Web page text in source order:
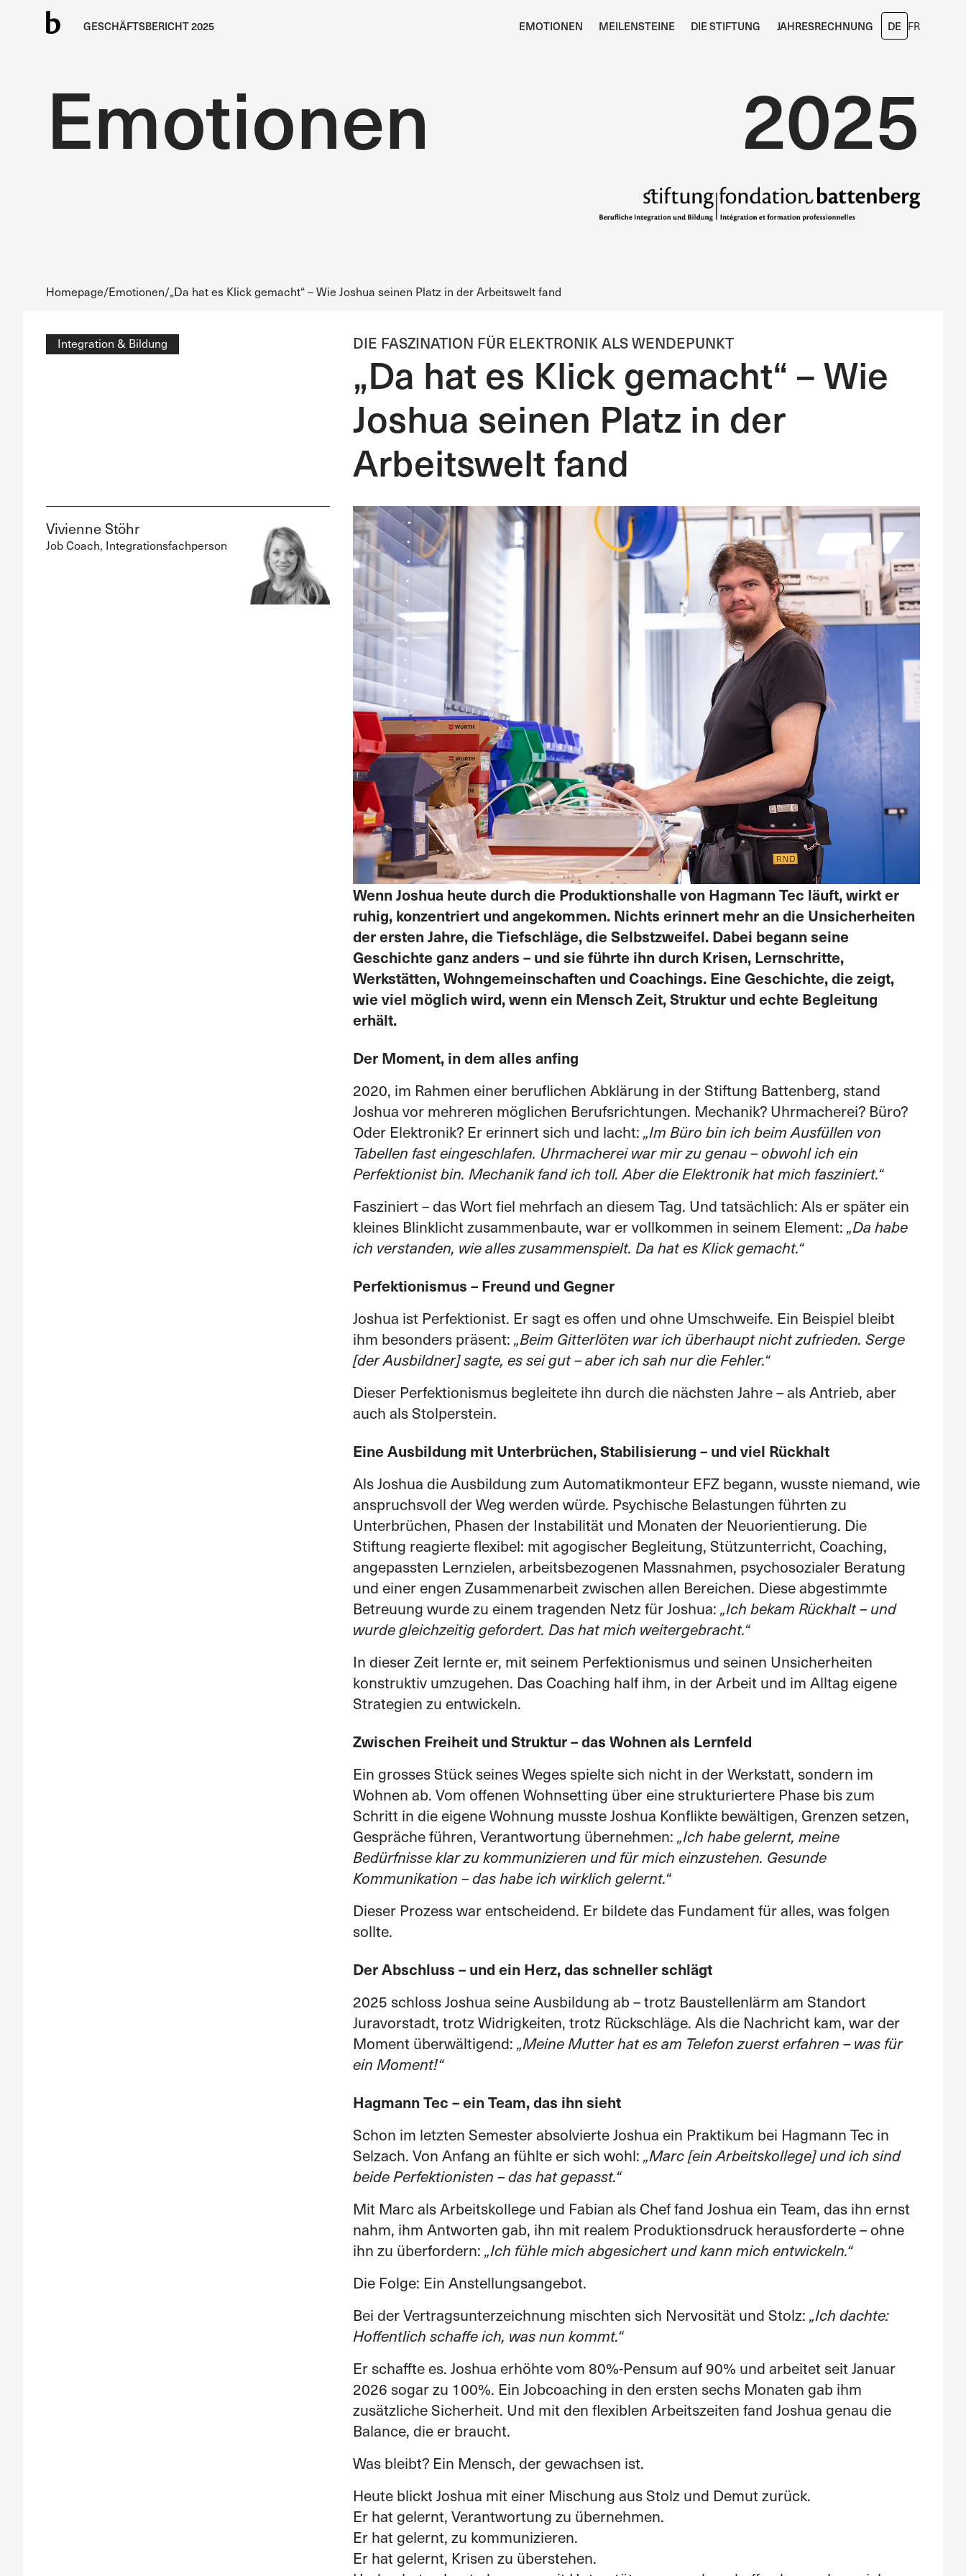
GESCHÄFTSBERICHT 2025 EMOTIONEN MEILENSTEINE DIE STIFTUNG JAHRESRECHNUNG DE FR
Emotionen 2025
Homepage/Emotionen/„Da hat es Klick gemacht“ – Wie Joshua seinen Platz in der Arbeitswelt fand
Integration & Bildung DIE FASZINATION FÜR ELEKTRONIK ALS WENDEPUNKT
„Da hat es Klick gemacht“ – Wie
Joshua seinen Platz in der
Arbeitswelt fand
Vivienne Stöhr
Job Coach, Integrationsfachperson
Wenn Joshua heute durch die Produktionshalle von Hagmann Tec läuft, wirkt er
ruhig, konzentriert und angekommen. Nichts erinnert mehr an die Unsicherheiten
der ersten Jahre, die Tiefschläge, die Selbstzweifel. Dabei begann seine
Geschichte ganz anders – und sie führte ihn durch Krisen, Lernschritte,
Werkstätten, Wohngemeinschaften und Coachings. Eine Geschichte, die zeigt,
wie viel möglich wird, wenn ein Mensch Zeit, Struktur und echte Begleitung
erhält.
Der Moment, in dem alles anfing
2020, im Rahmen einer beruflichen Abklärung in der Stiftung Battenberg, stand
Joshua vor mehreren möglichen Berufsrichtungen. Mechanik? Uhrmacherei? Büro?
Oder Elektronik? Er erinnert sich und lacht: „Im Büro bin ich beim Ausfüllen von
Tabellen fast eingeschlafen. Uhrmacherei war mir zu genau – obwohl ich ein
Perfektionist bin. Mechanik fand ich toll. Aber die Elektronik hat mich fasziniert.“
Fasziniert – das Wort fiel mehrfach an diesem Tag. Und tatsächlich: Als er später ein
kleines Blinklicht zusammenbaute, war er vollkommen in seinem Element: „Da habe
ich verstanden, wie alles zusammenspielt. Da hat es Klick gemacht.“
Perfektionismus – Freund und Gegner
Joshua ist Perfektionist. Er sagt es offen und ohne Umschweife. Ein Beispiel bleibt
ihm besonders präsent: „Beim Gitterlöten war ich überhaupt nicht zufrieden. Serge
[der Ausbildner] sagte, es sei gut – aber ich sah nur die Fehler.“
Dieser Perfektionismus begleitete ihn durch die nächsten Jahre – als Antrieb, aber
auch als Stolperstein.
Eine Ausbildung mit Unterbrüchen, Stabilisierung – und viel Rückhalt
Als Joshua die Ausbildung zum Automatikmonteur EFZ begann, wusste niemand, wie
anspruchsvoll der Weg werden würde. Psychische Belastungen führten zu
Unterbrüchen, Phasen der Instabilität und Monaten der Neuorientierung. Die
Stiftung reagierte flexibel: mit agogischer Begleitung, Stützunterricht, Coaching,
angepassten Lernzielen, arbeitsbezogenen Massnahmen, psychosozialer Beratung
und einer engen Zusammenarbeit zwischen allen Bereichen. Diese abgestimmte
Betreuung wurde zu einem tragenden Netz für Joshua: „Ich bekam Rückhalt – und
wurde gleichzeitig gefordert. Das hat mich weitergebracht.“
In dieser Zeit lernte er, mit seinem Perfektionismus und seinen Unsicherheiten
konstruktiv umzugehen. Das Coaching half ihm, in der Arbeit und im Alltag eigene
Strategien zu entwickeln.
Zwischen Freiheit und Struktur – das Wohnen als Lernfeld
Ein grosses Stück seines Weges spielte sich nicht in der Werkstatt, sondern im
Wohnen ab. Vom offenen Wohnsetting über eine strukturiertere Phase bis zum
Schritt in die eigene Wohnung musste Joshua Konflikte bewältigen, Grenzen setzen,
Gespräche führen, Verantwortung übernehmen: „Ich habe gelernt, meine
Bedürfnisse klar zu kommunizieren und für mich einzustehen. Gesunde
Kommunikation – das habe ich wirklich gelernt.“
Dieser Prozess war entscheidend. Er bildete das Fundament für alles, was folgen
sollte.
Der Abschluss – und ein Herz, das schneller schlägt
2025 schloss Joshua seine Ausbildung ab – trotz Baustellenlärm am Standort
Juravorstadt, trotz Widrigkeiten, trotz Rückschläge. Als die Nachricht kam, war der
Moment überwältigend: „Meine Mutter hat es am Telefon zuerst erfahren – was für
ein Moment!“
Hagmann Tec – ein Team, das ihn sieht
Schon im letzten Semester absolvierte Joshua ein Praktikum bei Hagmann Tec in
Selzach. Von Anfang an fühlte er sich wohl: „Marc [ein Arbeitskollege] und ich sind
beide Perfektionisten – das hat gepasst.“
Mit Marc als Arbeitskollege und Fabian als Chef fand Joshua ein Team, das ihn ernst
nahm, ihm Antworten gab, ihn mit realem Produktionsdruck herausforderte – ohne
ihn zu überfordern: „Ich fühle mich abgesichert und kann mich entwickeln.“
Die Folge: Ein Anstellungsangebot.
Bei der Vertragsunterzeichnung mischten sich Nervosität und Stolz: „Ich dachte:
Hoffentlich schaffe ich, was nun kommt.“
Er schaffte es. Joshua erhöhte vom 80%-Pensum auf 90% und arbeitet seit Januar
2026 sogar zu 100%. Ein Jobcoaching in den ersten sechs Monaten gab ihm
zusätzliche Sicherheit. Und mit den flexiblen Arbeitszeiten fand Joshua genau die
Balance, die er braucht.
Was bleibt? Ein Mensch, der gewachsen ist.
Heute blickt Joshua mit einer Mischung aus Stolz und Demut zurück.
Er hat gelernt, Verantwortung zu übernehmen.
Er hat gelernt, zu kommunizieren.
Er hat gelernt, Krisen zu überstehen.